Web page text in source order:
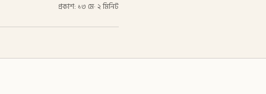
প্রকাশ: ১৩ মে· ২ মিনিট